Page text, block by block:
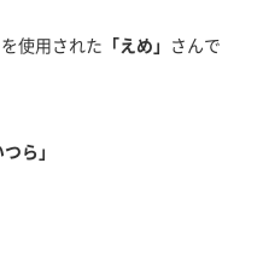
を使用された 「えめ」 さんで
つら 」